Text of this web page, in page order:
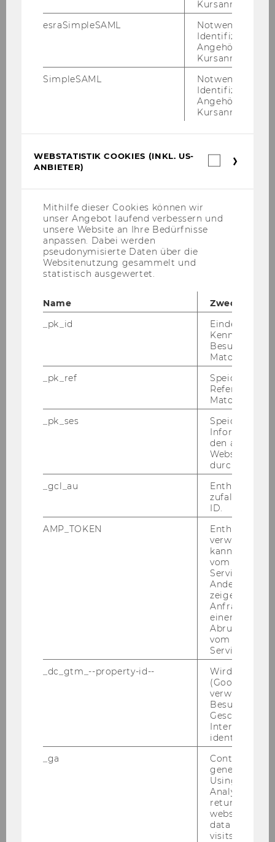
Martin Mehrwald
Aufgaben:Programmmanager der NGO
Academy, Forschung: Social Entrepreneurship,
Innovationsmanagement in NPOs, Podcast
Inside Impact
martin.mehrwald@wu.ac.at
Fabian Hobodites
Wissenschaftlicher Projektmitarbeiter
Projektunterstützung European
Social Enterprise Monitor Österreich (ESEM),
Migrant Entrepreneurship und Impact Hub
fabian.hobodites@wu.ac.at
Impact
Kursanmeldung.
esraSimpleSAML
Notwendig zur
Identifizierung
Angehörige/r für
Kursanmeldung.
SimpleSAML
Notwendig zur
Identifizierung
Angehörige/r für
Kursanmeldung.
WEBSTATISTIK COOKIES (INKL. US-
ANBIETER)
Mithilfe dieser Cookies können wir
unser Angebot laufend verbessern und
unsere Website an Ihre Bedürfnisse
anpassen. Dabei werden
pseudonymisierte Daten über die
Websitenutzung gesammelt und
statistisch ausgewertet.
Name
Zweck
_pk_id
Eindeutige
Besuchers
Matomo.
_pk_ref
Speicherung
Referrers
Matomo.
_pk_ses
Speicherung
den aktuellen
durch
_gcl_au
Enthält eine
ID.
AMP_TOKEN
Enthält ein
verwendet
kann, um
vom AMP-
Service
Andere
zeigen Opt-
Anfrage im
einen Fehler
Abrufen
vom AMP
Service an.
_dc_gtm_--property-id--
Wird von
(Google Tag
verwendet,
Besucher
Geschlecht
Interessen zu
identifizieren.
_ga
Contains a
generated
Using this
Analytics can
returning
website and
data from
visits.